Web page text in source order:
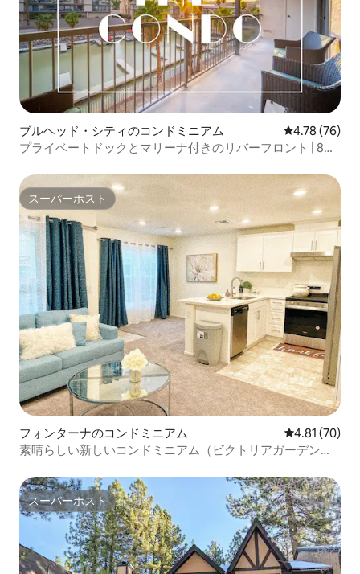
ブルヘッド・シティのコンドミニアム レビュー76
4.78 (76)
プライベートドックとマリーナ付きのリバーフロント | 8名
スーパーホスト
スーパーホスト
フォンターナのコンドミニアム レビュー70
4.81 (70)
素晴らしい新しいコンドミニアム（ビクトリアガーデン／
スーパーホスト
スーパーホスト